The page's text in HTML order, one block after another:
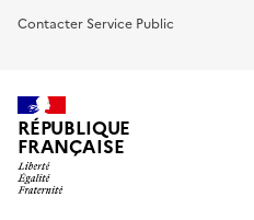
Contacter Service Public
RÉPUBLIQUE
FRANÇAISE